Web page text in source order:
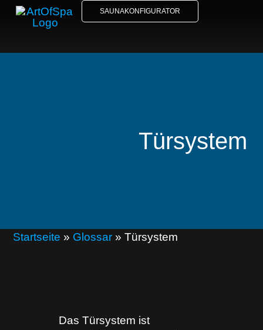
SAUNAKONFIGURATOR
Türsystem
Startseite » Glossar » Türsystem
Das Türsystem ist